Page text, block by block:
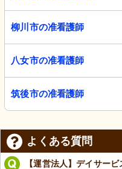
柳川市の准看護師
八女市の准看護師
筑後市の准看護師
よくある質問
【運営法人】デイサー